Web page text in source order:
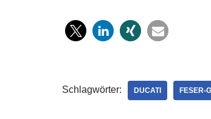
Schlagwörter: DUCATI FESER-